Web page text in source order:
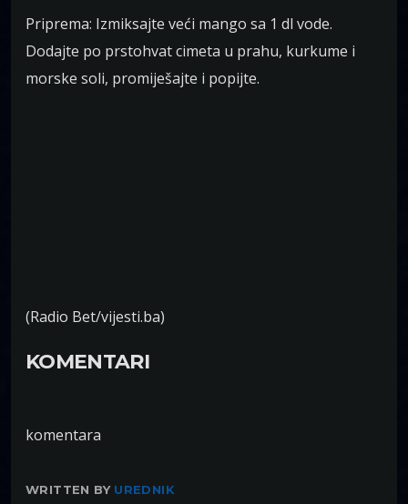
Priprema: Izmiksajte veći mango sa 1 dl vode.
Dodajte po prstohvat cimeta u prahu, kurkume i
morske soli, promiješajte i popijte.
(Radio Bet/vijesti.ba)
KOMENTARI
komentara
WRITTEN BY UREDNIK